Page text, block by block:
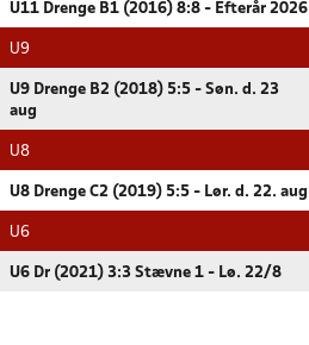
U11 Drenge B1 (2016) 8:8 - Efterår 2026
U9
U9 Drenge B2 (2018) 5:5 - Søn. d. 23
aug
U8
U8 Drenge C2 (2019) 5:5 - Lør. d. 22. aug
U6
U6 Dr (2021) 3:3 Stævne 1 - Lø. 22/8